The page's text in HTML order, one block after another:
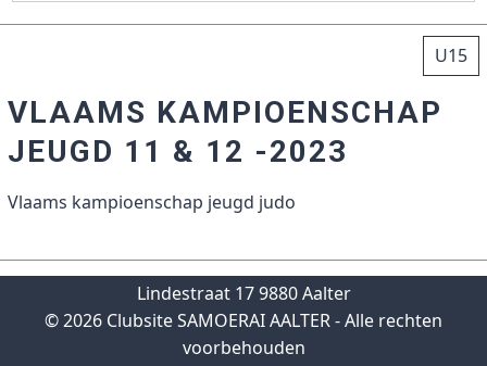
U15
VLAAMS KAMPIOENSCHAP
JEUGD 11 & 12 -2023
Vlaams kampioenschap jeugd judo
Lindestraat 17 9880 Aalter
© 2026 Clubsite SAMOERAI AALTER - Alle rechten
voorbehouden